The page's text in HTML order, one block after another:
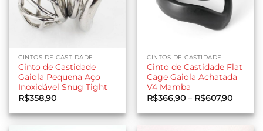
CINTOS DE CASTIDADE
Cinto de Castidade
Gaiola Pequena Aço
Inoxidável Snug Tight
R$358,90
CINTOS DE CASTIDADE
Cinto de Castidade Flat
Cage Gaiola Achatada
V4 Mamba
R$366,90 – R$607,90Faixa
preço: